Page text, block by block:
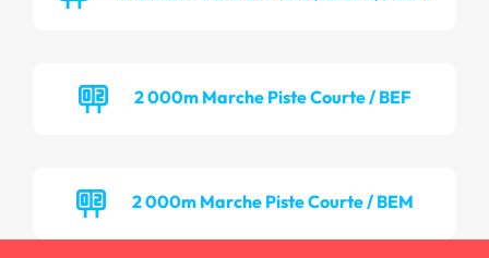
2 000m Marche Piste Courte / BEF
2 000m Marche Piste Courte / BEM